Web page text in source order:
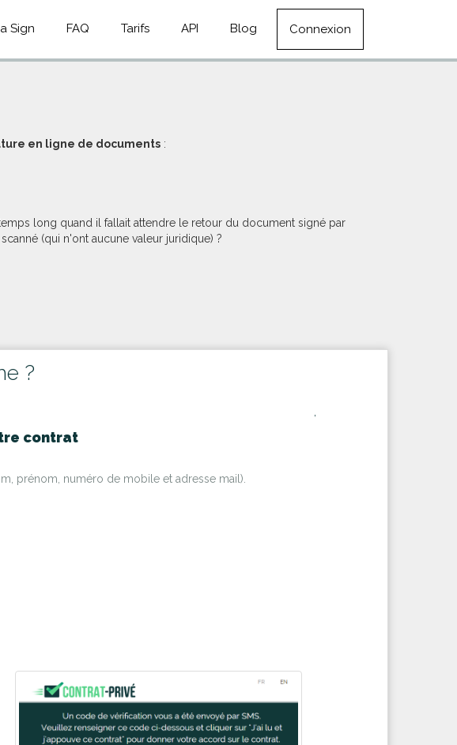
Sign FAQ Tarifs API Blog Connexion
en ligne de documents :
long quand il fallait attendre le retour du document signé par
(qui n'ont aucune valeur juridique) ?
?
contrat
prénom, numéro de mobile et adresse mail).